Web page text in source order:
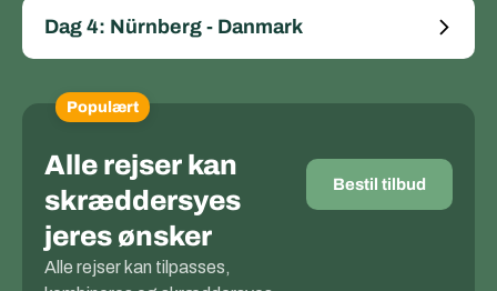
Dag 4: Nürnberg - Danmark
Populært
Alle rejser kan
skræddersyes
jeres ønsker
Alle rejser kan tilpasses,
Bestil tilbud